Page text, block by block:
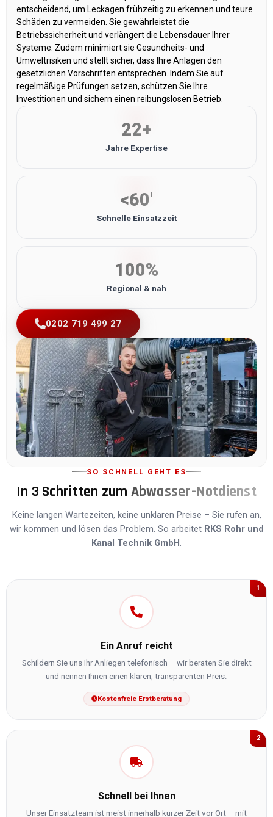
entscheidend, um Leckagen frühzeitig zu erkennen und teure
Schäden zu vermeiden. Sie gewährleistet die
Betriebssicherheit und verlängert die Lebensdauer Ihrer
Systeme. Zudem minimiert sie Gesundheits- und
Umweltrisiken und stellt sicher, dass Ihre Anlagen den
gesetzlichen Vorschriften entsprechen. Indem Sie auf
regelmäßige Prüfungen setzen, schützen Sie Ihre
Investitionen und sichern einen reibungslosen Betrieb.
22+
Jahre Expertise
<60'
Schnelle Einsatzzeit
100%
Regional & nah
0202 719 499 27
SO SCHNELL GEHT ES
In 3 Schritten zum Abwasser-Notdienst
Keine langen Wartezeiten, keine unklaren Preise – Sie rufen an,
wir kommen und lösen das Problem. So arbeitet RKS Rohr und
Kanal Technik GmbH.
1
Ein Anruf reicht
Schildern Sie uns Ihr Anliegen telefonisch – wir beraten Sie direkt
und nennen Ihnen einen klaren, transparenten Preis.
Kostenfreie Erstberatung
2
Schnell bei Ihnen
Unser Einsatzteam ist meist innerhalb kurzer Zeit vor Ort – mit